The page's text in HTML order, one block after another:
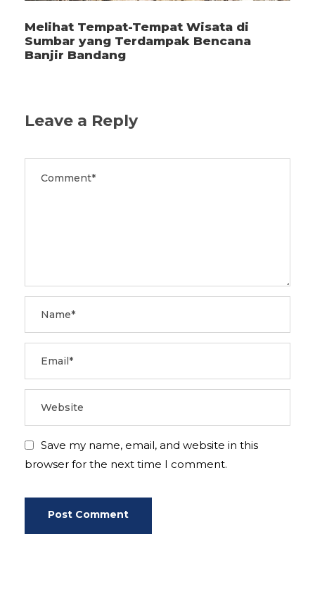
Melihat Tempat-Tempat Wisata di
Sumbar yang Terdampak Bencana
Banjir Bandang
Leave a Reply
Save my name, email, and website in this
browser for the next time I comment.